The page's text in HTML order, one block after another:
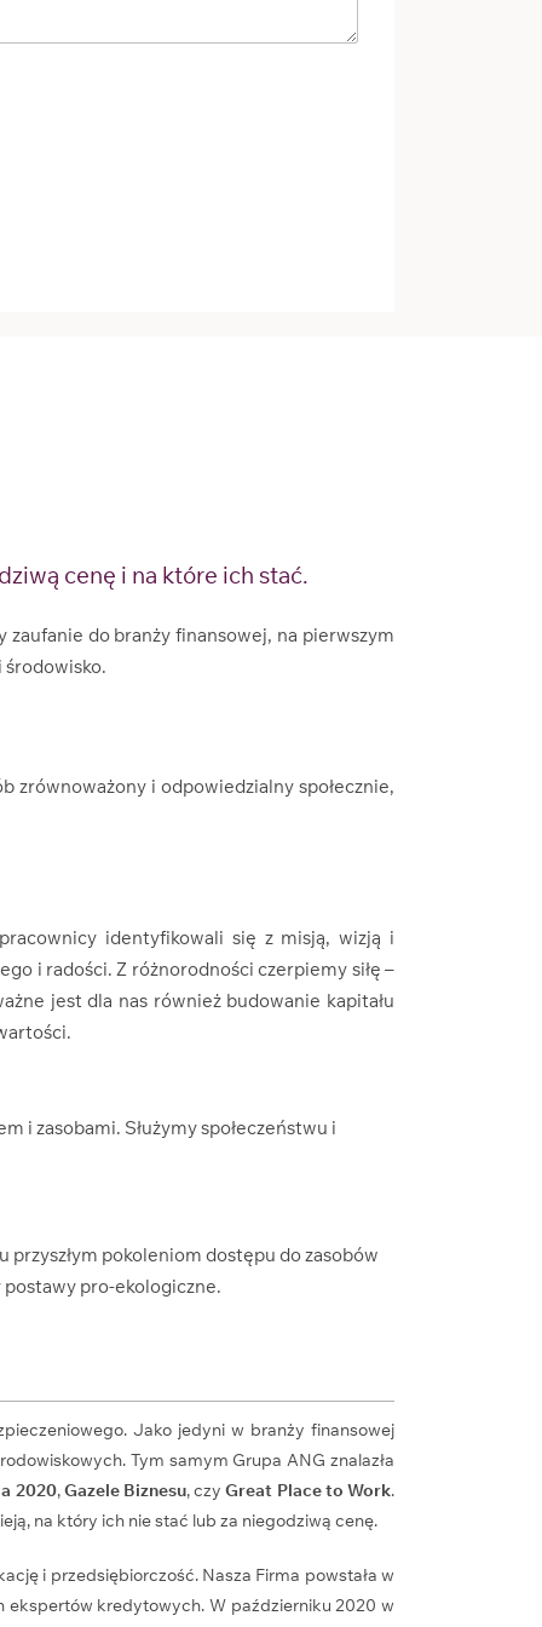
cenę i na które ich stać.
zaufanie do branży finansowej, na pierwszym
środowisko.
i odpowiedzialny społecznie,
identyfikowali się z misją, wizją i
i radości. Z różnorodności czerpiemy siłę –
jest dla nas również budowanie kapitału
i zasobami. Służymy społeczeństwu i
pokoleniom dostępu do zasobów
postawy pro-ekologiczne.
Jako jedyni w branży finansowej
Tym samym Grupa ANG znalazła
2020,Gazele Biznesu, czyGreat Place to Work.
na który ich nie stać lub za niegodziwą cenę.
i przedsiębiorczość. Nasza Firma powstała w
ekspertów kredytowych. W październiku 2020 w